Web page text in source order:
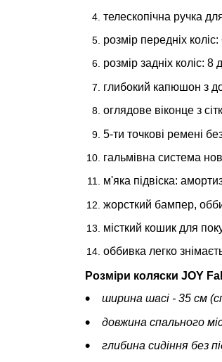
телескопічна ручка
розмір передніх
розмір задніх коліс:
глибокий капюшон з
оглядове віконце з
5-ти точкові ремені
гальмівна система
м'яка підвіска:
жорсткий бампер,
місткий кошик для
оббивка легко
Розміри коляски JOY
ширина шасі - 35 см
довжина спального
глибина сидіння без